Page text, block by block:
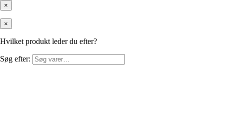
×
×
Hvilket produkt leder du efter?
Søg efter: